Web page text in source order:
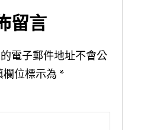
留言
電子郵件地址不會公
欄位標示為 *